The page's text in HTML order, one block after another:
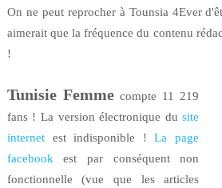
On ne peut reprocher à Tounsia 4Ever
aimerait que la fréquence du contenu
!
Tunisie Femme compte 11 219
fans ! La version électronique dusite
internetest indisponible !La page
facebook est par conséquent non
fonctionnelle (vue que les articles